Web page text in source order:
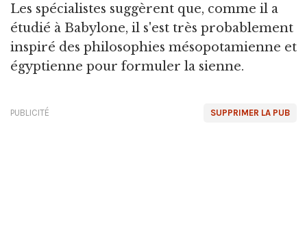
Les spécialistes suggèrent que, comme il a
étudié à Babylone, il s'est très probablement
inspiré des philosophies mésopotamienne et
égyptienne pour formuler la sienne.
SUPPRIMER LA PUB
PUBLICITÉ